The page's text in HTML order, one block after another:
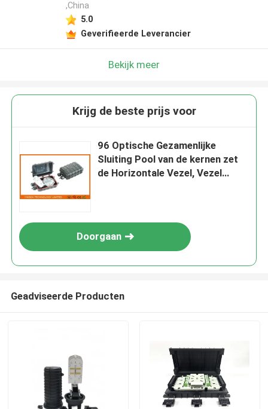
,China
5.0
Geverifieerde Leverancier
Bekijk meer
Krijg de beste prijs voor
96 Optische Gezamenlijke
Sluiting Pool van de kernen zet
de Horizontale Vezel, Vezel
Doorgaan
Geadviseerde Producten